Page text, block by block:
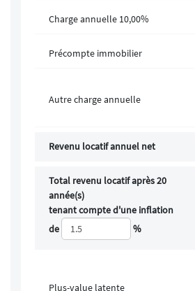
Charge annuelle 10,00%
Précompte immobilier
Autre charge annuelle
Revenu locatif annuel net
Total revenu locatif après 20
année(s)
tenant compte d'une inflation
de
%
Plus-value latente